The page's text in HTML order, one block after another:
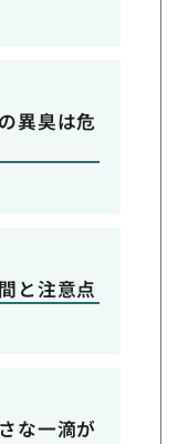
異臭は危
と注意点
な一滴が